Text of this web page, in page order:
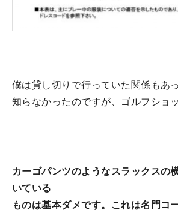
僕は貸し切りで行っていた関係もあ
知らなかったのですが、ゴルフショ
カーゴパンツのようなスラックスの
いている
ものは基本ダメです。これは名門コ